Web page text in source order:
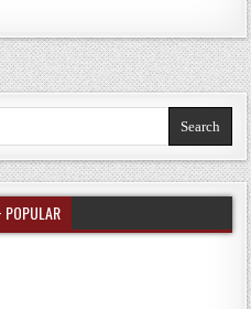
POPULAR